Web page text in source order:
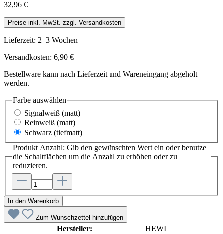
32,96 €
Preise inkl. MwSt. zzgl. Versandkosten
Lieferzeit: 2–3 Wochen
Versandkosten: 6,90 €
Bestellware kann nach Lieferzeit und Wareneingang abgeholt
werden.
Farbe auswählen
Signalweiß (matt)
Reinweiß (matt)
Schwarz (tiefmatt)
Produkt Anzahl: Gib den gewünschten Wert ein oder benutze
die Schaltflächen um die Anzahl zu erhöhen oder zu
reduzieren.
In den Warenkorb
Zum Wunschzettel hinzufügen
Hersteller: HEWI